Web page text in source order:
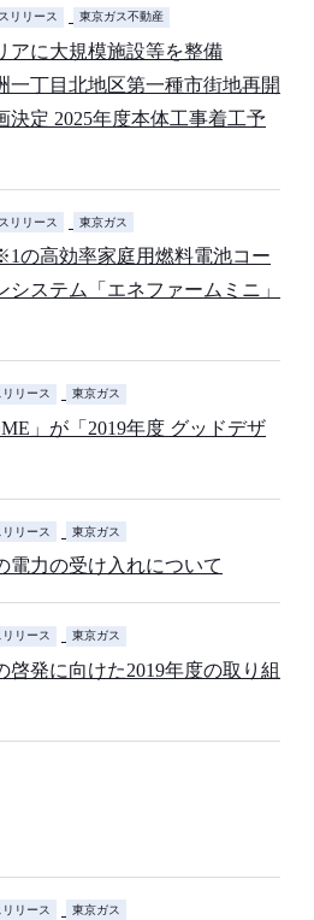
リリース 東京ガス不動産
アに大規模施設等を整備
一丁目北地区第一種市街地再開
決定 2025年度本体工事着工予
リリース 東京ガス
の高効率家庭用燃料電池コー
システム「エネファームミニ」
リリース 東京ガス
」が「2019年度 グッドデザ
リース 東京ガス
電力の受け入れについて
リリース 東京ガス
啓発に向けた2019年度の取り組
リース 東京ガス